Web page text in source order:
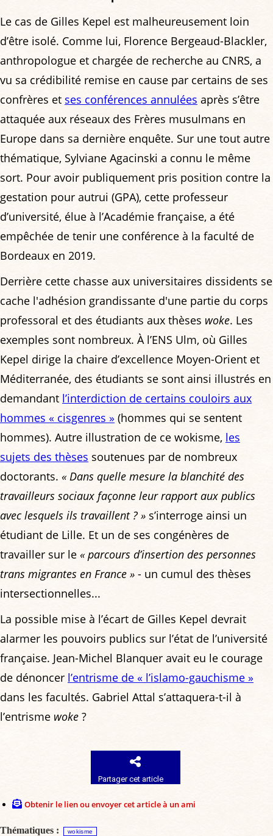
Le cas de Gilles Kepel est malheureusement loin
d’être isolé. Comme lui, Florence Bergeaud-Blackler,
anthropologue et chargée de recherche au CNRS, a
vu sa crédibilité remise en cause par certains de ses
confrères et ses conférences annulées après s’être
attaquée aux réseaux des Frères musulmans en
Europe dans sa dernière enquête. Sur une tout autre
thématique, Sylviane Agacinski a connu le même
sort. Pour avoir publiquement pris position contre la
gestation pour autrui (GPA), cette professeur
d’université, élue à l’Académie française, a été
empêchée de tenir une conférence à la faculté de
Bordeaux en 2019.
Derrière cette chasse aux universitaires dissidents se
cache l'adhésion grandissante d'une partie du corps
professoral et des étudiants aux thèses woke. Les
exemples sont nombreux. À l’ENS Ulm, où Gilles
Kepel dirige la chaire d’excellence Moyen-Orient et
Méditerranée, des étudiants se sont ainsi illustrés en
demandant l’interdiction de certains couloirs aux
hommes « cisgenres » (hommes qui se sentent
hommes). Autre illustration de ce wokisme, les
sujets des thèses soutenues par de nombreux
doctorants. « Dans quelle mesure la blanchité des
travailleurs sociaux façonne leur rapport aux publics
avec lesquels ils travaillent ? » s’interroge ainsi un
étudiant de Lille. Et un de ses congénères de
travailler sur le « parcours d’insertion des personnes
trans migrantes en France » - un cumul des thèses
intersectionnelles...
La possible mise à l’écart de Gilles Kepel devrait
alarmer les pouvoirs publics sur l’état de l’université
française. Jean-Michel Blanquer avait eu le courage
de dénoncer l’entrisme de « l’islamo-gauchisme »
dans les facultés. Gabriel Attal s’attaquera-t-il à
l’entrisme woke ?
Partager cet article
Obtenir le lien ou envoyer cet article à un ami
Thématiques : wokisme